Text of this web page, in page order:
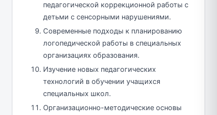
педагогической коррекционной работы с
детьми с сенсорными нарушениями.
Современные подходы к планированию
логопедической работы в специальных
организациях образования.
Изучение новых педагогических
технологий в обучении учащихся
специальных школ.
Организационно-методические основы